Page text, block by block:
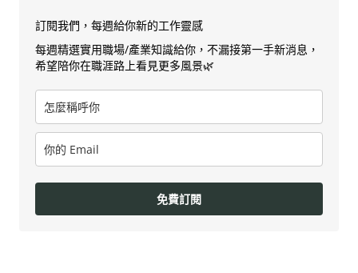
訂閱我們，每週給你新的工作靈感
每週精選實用職場/產業知識給你，不漏接第一手新消息，
希望陪你在職涯路上看見更多風景🌿
免費訂閱